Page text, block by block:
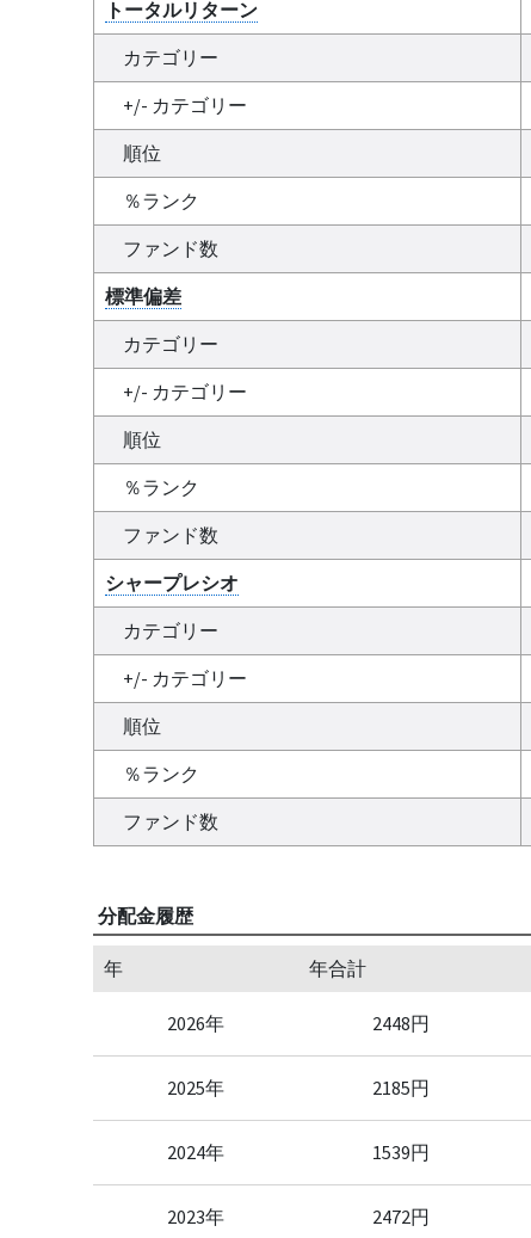
トータルリターン
カテゴリー
+/- カテゴリー
順位
％ランク
ファンド数
標準偏差
カテゴリー
+/- カテゴリー
順位
％ランク
ファンド数
シャープレシオ
カテゴリー
+/- カテゴリー
順位
％ランク
ファンド数
分配金履歴
年 年合計
2026年 2448円
2025年 2185円
2024年 1539円
2023年 2472円